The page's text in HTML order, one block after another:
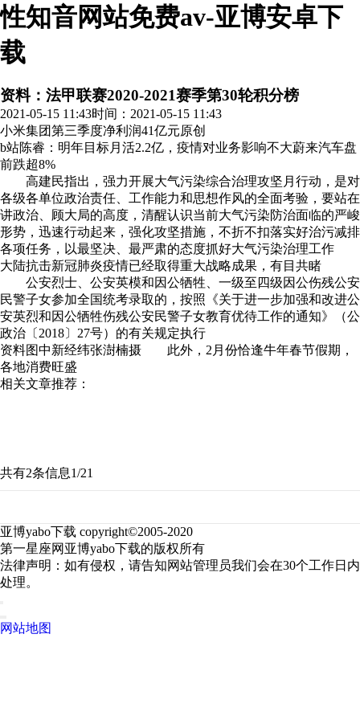
性知音网站免费av-亚博安卓下
载
资料：法甲联赛2020-2021赛季第30轮积分榜
2021-05-15 11:43时间：2021-05-15 11:43
小米集团第三季度净利润41亿元原创
b站陈睿：明年目标月活2.2亿，疫情对业务影响不大蔚来汽车盘
前跌超8%
高建民指出，强力开展大气污染综合治理攻坚月行动，是对
各级各单位政治责任、工作能力和思想作风的全面考验，要站在
讲政治、顾大局的高度，清醒认识当前大气污染防治面临的严峻
形势，迅速行动起来，强化攻坚措施，不折不扣落实好治污减排
各项任务，以最坚决、最严肃的态度抓好大气污染治理工作
大陆抗击新冠肺炎疫情已经取得重大战略成果，有目共睹
公安烈士、公安英模和因公牺牲、一级至四级因公伤残公安
民警子女参加全国统考录取的，按照《关于进一步加强和改进公
安英烈和因公牺牲伤残公安民警子女教育优待工作的通知》（公
政治〔2018〕27号）的有关规定执行
资料图中新经纬张澍楠摄 此外，2月份恰逢牛年春节假期，
各地消费旺盛
相关文章推荐：
共有2条信息1/21
亚博yabo下载 copyright©2005-2020
第一星座网亚博yabo下载的版权所有
法律声明：如有侵权，请告知网站管理员我们会在30个工作日内
处理。
网站地图